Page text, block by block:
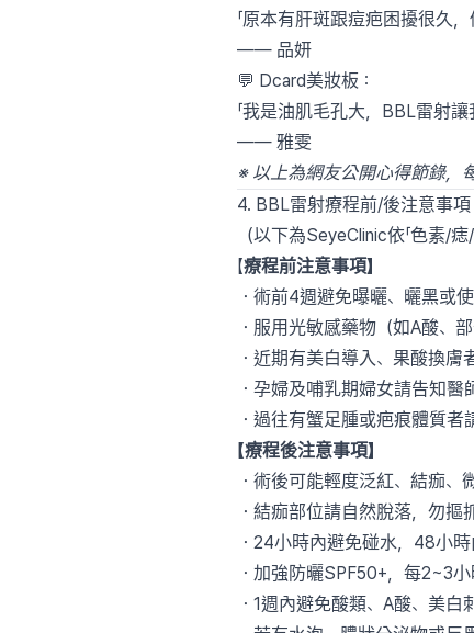
「原本有肝斑跟痘疤困擾很久
—— 品妍
💬 Dcard美妝板：
「我是油肌毛孔大，BBL雷射
—— 雅雯
※ 以上為網友公開心得節錄，
4. BBL雷射療程前/後注意事項
（以下為SeyeClinic依「色素/
【療程前注意事項】
・術前4週避免曝曬、曬黑或
・服用光敏感藥物（如A酸、
・近期有美白導入、果酸換膚
・孕婦及哺乳期婦女請告知醫
・過往有蟹足腫或疤痕體質者
【療程後注意事項】
・術後可能輕度泛紅、結痂、
・結痂部位請自然脫落，勿摳
・24小時內避免碰水，48小
・加強防曬SPF50+，每2~3
・1週內避免酸類、A酸、美白